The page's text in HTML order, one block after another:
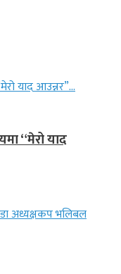
“मेरो याद